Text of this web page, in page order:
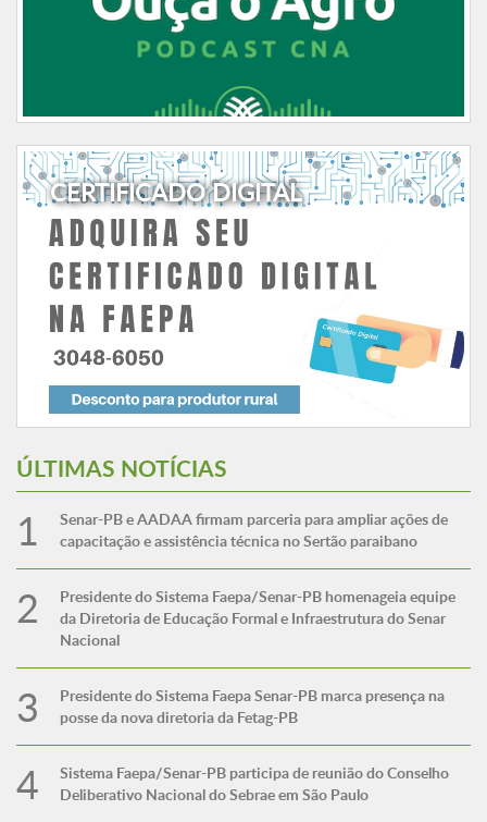
CERTIFICADO DIGITAL
ÚLTIMAS NOTÍCIAS
Senar-PB e AADAA firmam parceria para ampliar ações de
capacitação e assistência técnica no Sertão paraibano
Presidente do Sistema Faepa/Senar-PB homenageia equipe
da Diretoria de Educação Formal e Infraestrutura do Senar
Nacional
Presidente do Sistema Faepa Senar-PB marca presença na
posse da nova diretoria da Fetag-PB
Sistema Faepa/Senar-PB participa de reunião do Conselho
Deliberativo Nacional do Sebrae em São Paulo